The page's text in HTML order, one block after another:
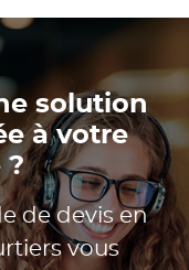
solution
à votre
?
de devis en
vous